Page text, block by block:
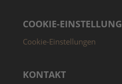
COOKIE-
Cookie-Einstellungen
KONTAKT